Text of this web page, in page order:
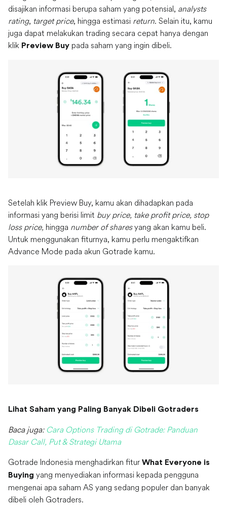
disajikan informasi berupa saham yang potensial, analysts
rating, target price, hingga estimasi return. Selain itu, kamu
juga dapat melakukan trading secara cepat hanya dengan
klik Preview Buy pada saham yang ingin dibeli.
Setelah klik Preview Buy, kamu akan dihadapkan pada
informasi yang berisi limit buy price, take profit price, stop
loss price, hingga number of sharesyang akan kamu beli.
Untuk menggunakan fiturnya, kamu perlu mengaktifkan
Advance Mode pada akun Gotrade kamu.
Lihat Saham yang Paling Banyak Dibeli Gotraders
Baca juga: Cara Options Trading di Gotrade: Panduan
Dasar Call, Put & Strategi Utama
Gotrade Indonesia menghadirkan fitur What Everyone is
Buying yang menyediakan informasi kepada pengguna
mengenai apa saham AS yang sedang populer dan banyak
dibeli oleh Gotraders.